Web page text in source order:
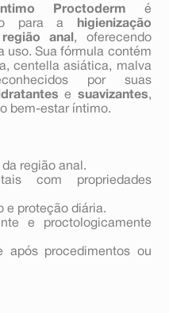
Proctoderm é
para a
higienização
região anal , oferecendo
uso. Sua fórmula contém
centella asiática, malva
por suas
e suavizantes,
bem-estar íntimo.
região anal.
com propriedades
e proteção diária.
e proctologicamente
procedimentos ou